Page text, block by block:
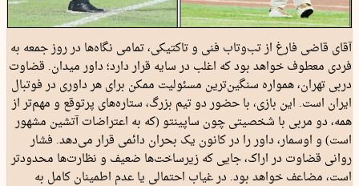
آقای قاضی فارغ از تب‌وتاب فنی و تاکتیکی، تمامی نگاه‌ها در روز جمعه به
فردی معطوف خواهد بود که اغلب در سایه قرار دارد؛ داور میدان. قضاوت
دربی تهران، همواره سنگین‌ترین مسئولیت ممکن برای هر داوری در فوتبال
ایران است. این بازی، با حضور دو تیم بزرگ، ستاره‌های پرتوقع و مهم‌تر از
همه، دو مربی با شخصیتی چون ساپینتو (که به اعتراضات آتشین مشهور
است) و اوسمار، داور را در کانون یک بحران دائمی قرار می‌دهد. فشار
روانی قضاوت در اراک، جایی که زیرساخت‌ها ضعیف و نظارت‌ها محدودتر
است، مضاعف خواهد بود. در غیاب احتمالی یا عدم اطمینان کامل به